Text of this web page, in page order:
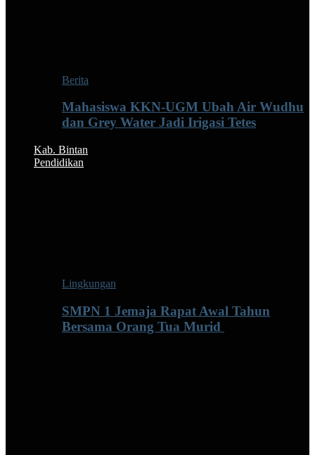
Berita
Mahasiswa KKN-UGM Ubah Air Wudhu
dan Grey Water Jadi Irigasi Tetes
Kab. Bintan
Pendidikan
Lingkungan
SMPN 1 Jemaja Rapat Awal Tahun
Bersama Orang Tua Murid ‎